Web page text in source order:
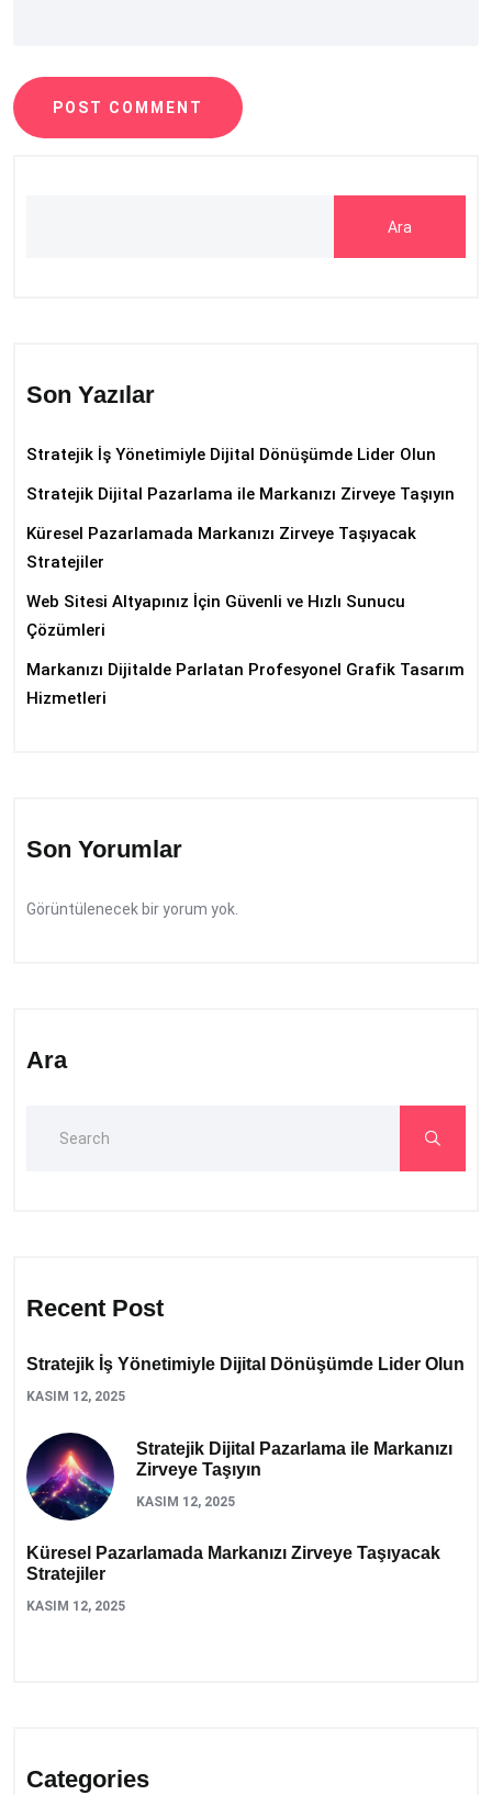
POST COMMENT
Ara
Son Yazılar
Stratejik İş Yönetimiyle Dijital Dönüşümde Lider Olun
Stratejik Dijital Pazarlama ile Markanızı Zirveye Taşıyın
Küresel Pazarlamada Markanızı Zirveye Taşıyacak
Stratejiler
Web Sitesi Altyapınız İçin Güvenli ve Hızlı Sunucu
Çözümleri
Markanızı Dijitalde Parlatan Profesyonel Grafik Tasarım
Hizmetleri
Son Yorumlar
Görüntülenecek bir yorum yok.
Ara
Recent Post
Stratejik İş Yönetimiyle Dijital Dönüşümde Lider Olun
KASIM 12, 2025
Stratejik Dijital Pazarlama ile Markanızı
Zirveye Taşıyın
KASIM 12, 2025
Küresel Pazarlamada Markanızı Zirveye Taşıyacak
Stratejiler
KASIM 12, 2025
Categories